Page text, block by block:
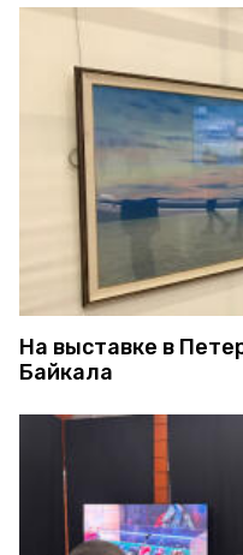
На выставке в
Байкала